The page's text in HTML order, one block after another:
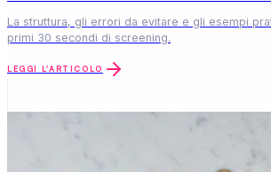
La struttura, gli errori da evitare e gli esempi
primi 30 secondi di screening.
LEGGI L'ARTICOLO